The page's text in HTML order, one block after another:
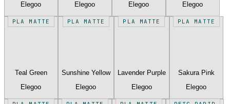
Elegoo
Elegoo
Elegoo
Elegoo
PLA MATTE
Teal Green
Elegoo
PLA MATTE
Sunshine Yellow
Elegoo
PLA MATTE
Lavender Purple
Elegoo
PLA MATTE
Sakura Pink
Elegoo